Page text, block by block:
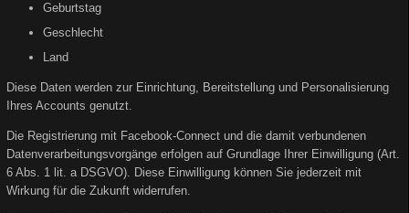
Geburtstag
Geschlecht
Land
Diese Daten werden zur Einrichtung, Bereitstellung und Personalisierung
Ihres Accounts genutzt.
Die Registrierung mit Facebook-Connect und die damit verbundenen
Datenverarbeitungsvorgänge erfolgen auf Grundlage Ihrer Einwilligung (Art.
6 Abs. 1 lit. a DSGVO). Diese Einwilligung können Sie jederzeit mit
Wirkung für die Zukunft widerrufen.